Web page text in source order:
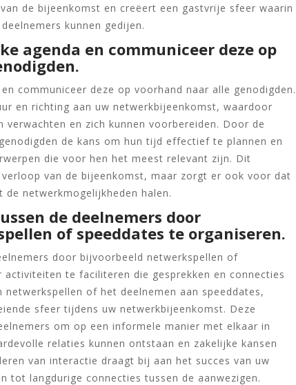
de bijeenkomst en creëert een gastvrije sfeer waarin
kunnen gedijen.
agenda en communiceer deze op
communiceer deze op voorhand naar alle genodigden.
en richting aan uw netwerkbijeenkomst, waardoor
verwachten en zich kunnen voorbereiden. Door de
de kans om hun tijd effectief te plannen en
die voor hen het meest relevant zijn. Dit
van de bijeenkomst, maar zorgt er ook voor dat
netwerkmogelijkheden halen.
de deelnemers door
of speeddates te organiseren.
door bijvoorbeeld netwerkspellen of
te faciliteren die gesprekken en connecties
of het deelnemen aan speeddates,
sfeer tijdens uw netwerkbijeenkomst. Deze
om op een informele manier met elkaar in
relaties kunnen ontstaan en zakelijke kansen
van interactie draagt bij aan het succes van uw
tot langdurige connecties tussen de aanwezigen.